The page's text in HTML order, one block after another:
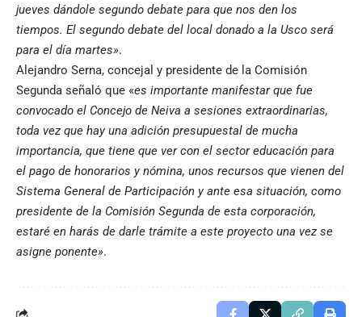
jueves dándole segundo debate para que nos den los
tiempos. El segundo debate del local donado a la Usco será
para el día martes».
Alejandro Serna, concejal y presidente de la Comisión
Segunda señaló que «es importante manifestar que fue
convocado el Concejo de Neiva a sesiones extraordinarias,
toda vez que hay una adición presupuestal de mucha
importancia, que tiene que ver con el sector educación para
el pago de honorarios y nómina, unos recursos que vienen del
Sistema General de Participación y ante esa situación, como
presidente de la Comisión Segunda de esta corporación,
estaré en harás de darle trámite a este proyecto una vez se
asigne ponente».